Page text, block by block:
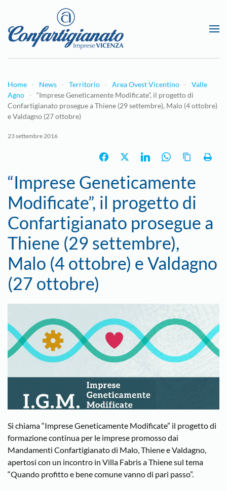
Passa al contenuto principale
Home News Territorio Area Ovest Vicentino
Valle
Agno
“Imprese Geneticamente Modificate”, il progetto di
Confartigianato prosegue a Thiene (29 settembre), Malo (4 ottobre)
e Valdagno (27 ottobre)
23 settembre 2016
“Imprese Geneticamente
Modificate”, il progetto di
Confartigianato prosegue a
Thiene (29 settembre),
Malo (4 ottobre) e Valdagno
(27 ottobre)
Si chiama “Imprese Geneticamente Modificate” il progetto di
formazione continua per le imprese promosso dai
Mandamenti Confartigianato di Malo, Thiene e Valdagno,
apertosi con un incontro in Villa Fabris a Thiene sul tema
“Quando profitto e bene comune vanno di pari passo”.